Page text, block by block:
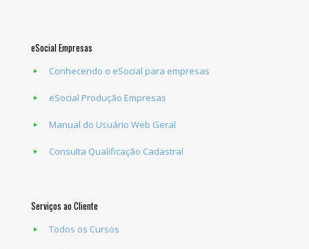
eSocial Empresas
Conhecendo o eSocial para empresas
eSocial Produção Empresas
Manual do Usuário Web Geral
Consulta Qualificação Cadastral
Serviços ao Cliente
Todos os Cursos